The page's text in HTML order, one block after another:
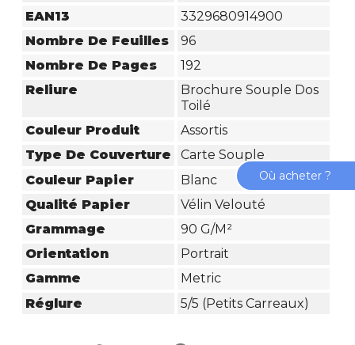
EAN13
3329680914900
Nombre De Feuilles
96
Nombre De Pages
192
Reliure
Brochure Souple Dos
Toilé
Couleur Produit
Assortis
Type De Couverture
Carte Souple
Couleur Papier
Blanc
Qualité Papier
Vélin Velouté
Grammage
90 G/m²
Orientation
Portrait
Gamme
Metric
Réglure
5/5 (petits Carreaux)
Où acheter ?